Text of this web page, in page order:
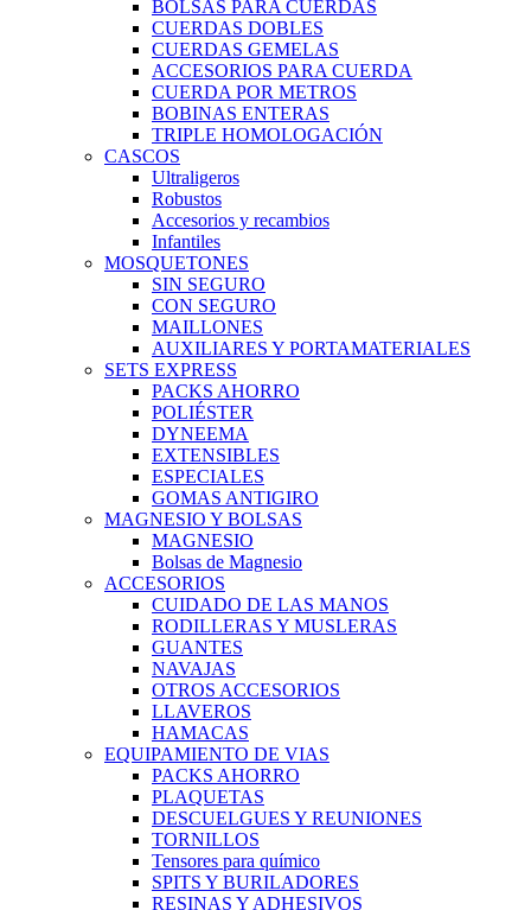
BOLSAS PARA CUERDAS
CUERDAS DOBLES
CUERDAS GEMELAS
ACCESORIOS PARA CUERDA
CUERDA POR METROS
BOBINAS ENTERAS
TRIPLE HOMOLOGACIÓN
CASCOS
Ultraligeros
Robustos
Accesorios y recambios
Infantiles
MOSQUETONES
SIN SEGURO
CON SEGURO
MAILLONES
AUXILIARES Y PORTAMATERIALES
SETS EXPRESS
PACKS AHORRO
POLIÉSTER
DYNEEMA
EXTENSIBLES
ESPECIALES
GOMAS ANTIGIRO
MAGNESIO Y BOLSAS
MAGNESIO
Bolsas de Magnesio
ACCESORIOS
CUIDADO DE LAS MANOS
RODILLERAS Y MUSLERAS
GUANTES
NAVAJAS
OTROS ACCESORIOS
LLAVEROS
HAMACAS
EQUIPAMIENTO DE VIAS
PACKS AHORRO
PLAQUETAS
DESCUELGUES Y REUNIONES
TORNILLOS
Tensores para químico
SPITS Y BURILADORES
RESINAS Y ADHESIVOS